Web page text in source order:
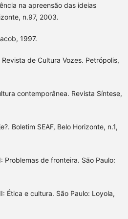
na apreensão das ideias
n.97, 2003.
1997.
de Cultura Vozes. Petrópolis,
contemporânea. Revista Síntese,
Boletim SEAF, Belo Horizonte, n.1,
Problemas de fronteira. São Paulo:
Ética e cultura. São Paulo: Loyola,